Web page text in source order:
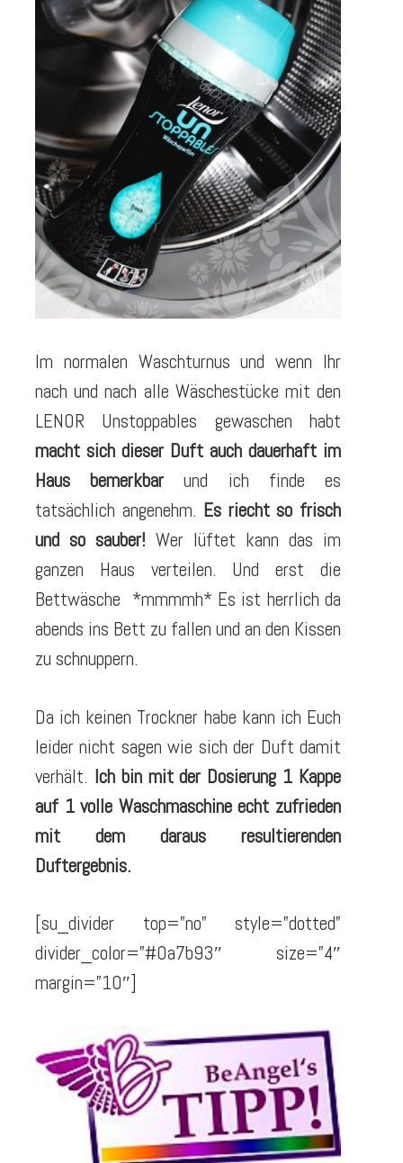
Im normalen Waschturnus und wenn Ihr
nach und nach alle Wäschestücke mit den
LENOR Unstoppables gewaschen habt
macht sich dieser Duft auch dauerhaft im
Haus bemerkbar und ich finde es
tatsächlich angenehm. Es riecht so frisch
und so sauber! Wer lüftet kann das im
ganzen Haus verteilen. Und erst die
Bettwäsche *mmmmh* Es ist herrlich da
abends ins Bett zu fallen und an den Kissen
zu schnuppern.
Da ich keinen Trockner habe kann ich Euch
leider nicht sagen wie sich der Duft damit
verhält. Ich bin mit der Dosierung 1 Kappe
auf 1 volle Waschmaschine echt zufrieden
mit dem daraus resultierenden
Duftergebnis.
[su_divider top=”no” style=”dotted”
divider_color=”#0a7b93″ size=”4″
margin=”10″]